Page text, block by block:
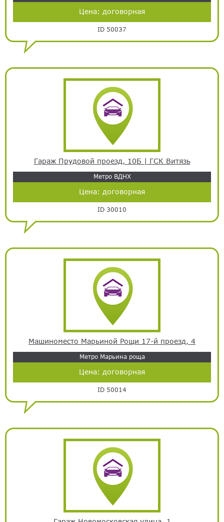
Цена: договорная
ID 50037
Гараж Прудовой проезд, 10Б | ГСК Витязь
Метро ВДНХ
Цена: договорная
ID 30010
Машиноместо Марьиной Рощи 17-й проезд, 4
Метро Марьина роща
Цена: договорная
ID 50014